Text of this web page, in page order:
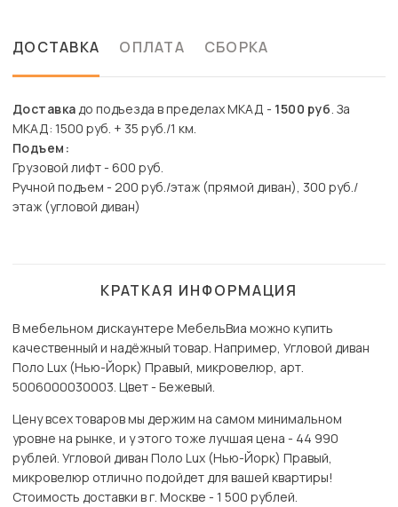
ДОСТАВКА ОПЛАТА СБОРКА
Доставкадо подъезда в пределах МКАД - 1500 руб. За
МКАД: 1500 руб. + 35 руб./1 км.
Подъем:
Грузовой лифт - 600 руб.
Ручной подъем - 200 руб./этаж (прямой диван), 300 руб./
этаж (угловой диван)
КРАТКАЯ ИНФОРМАЦИЯ
В мебельном дискаунтере МебельВиа можно купить
качественный и надёжный товар. Например, Угловой диван
Поло Lux (Нью-Йорк) Правый, микровелюр, арт.
5006000030003. Цвет - Бежевый.
Цену всех товаров мы держим на самом минимальном
уровне на рынке, и у этого тоже лучшая цена - 44 990
рублей. Угловой диван Поло Lux (Нью-Йорк) Правый,
микровелюр отлично подойдет для вашей квартиры!
Стоимость доставки в г. Москве - 1 500 рублей.